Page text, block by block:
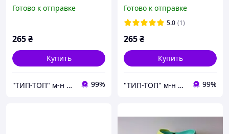
Готово к отправке
265₴
Купить
"ТИП-ТОП" м-н детской и подростковой обуви 99%
Готово к отправке
5.0 (1)
265₴
Купить
"ТИП-ТОП" м-н детской и подростковой обуви 99%